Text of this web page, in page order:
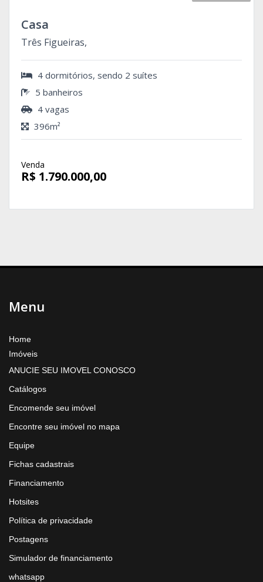
Casa
Três Figueiras,
4 dormitórios, sendo 2 suítes
5 banheiros
4 vagas
396m²
Venda
R$ 1.790.000,00
Menu
Home
Imóveis
ANUCIE SEU IMOVEL CONOSCO
Catálogos
Encomende seu imóvel
Encontre seu imóvel no mapa
Equipe
Fichas cadastrais
Financiamento
Hotsites
Política de privacidade
Postagens
Simulador de financiamento
whatsapp